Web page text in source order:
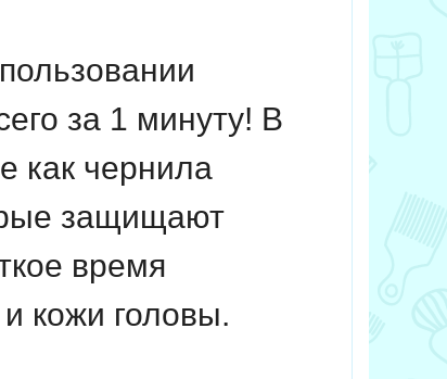
за 1 минуту! В
как чернила
защищают
время
кожи головы.